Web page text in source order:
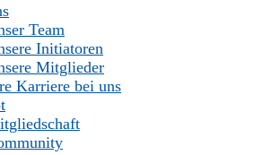
Team
Initiatoren
Mitglieder
Karriere bei uns